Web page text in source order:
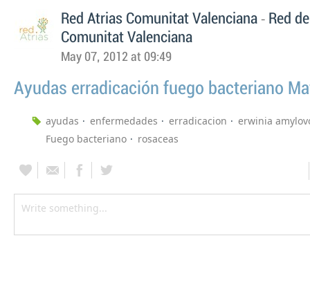
Red Atrias Comunitat Valenciana - Red
Comunitat Valenciana
May 07, 2012 at 09:49
Ayudas erradicación fuego bacteriano
ayudas enfermedades erradicacion
erwinia
Fuego bacteriano
rosaceas